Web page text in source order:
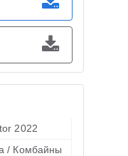
2022
/ Комбайны